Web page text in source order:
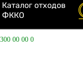
Каталог отходов
ФККО
00 00 0